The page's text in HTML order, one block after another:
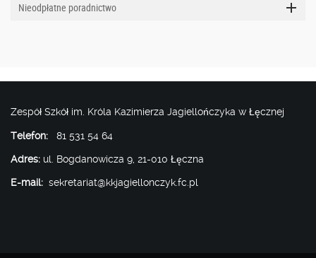
Nieodpłatne poradnictwo
Zespół Szkół im. Króla Kazimierza Jagiellończyka w Łęcznej
Telefon: 81 531 54 64
Adres: ul. Bogdanowicza 9, 21-010 Łęczna
E-mail: sekretariat@kkjagiellonczyk.fc.pl